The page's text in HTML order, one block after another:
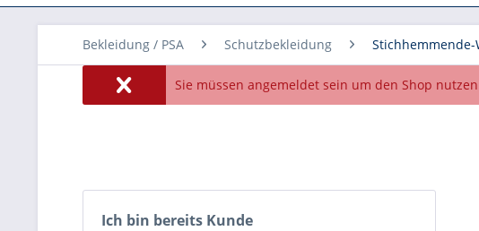
Bekleidung / PSA Schutzbekleidung Stichhemmende-
Sie müssen angemeldet sein um den Shop
Ich bin bereits Kunde